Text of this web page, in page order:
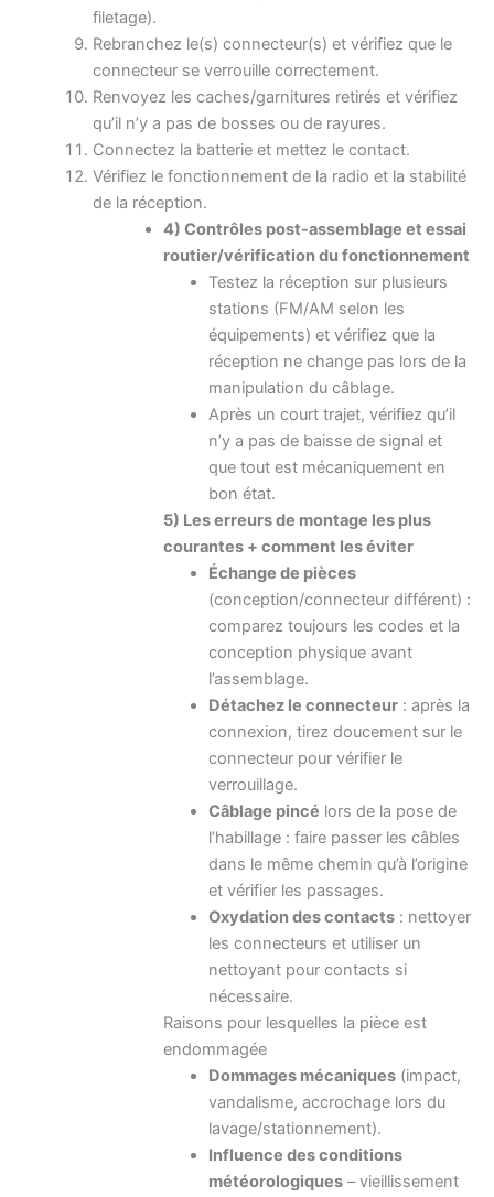
filetage).
Rebranchez le(s) connecteur(s) et vérifiez que le
connecteur se verrouille correctement.
Renvoyez les caches/garnitures retirés et vérifiez
qu’il n’y a pas de bosses ou de rayures.
Connectez la batterie et mettez le contact.
Vérifiez le fonctionnement de la radio et la stabilité
de la réception.
4) Contrôles post-assemblage et essai
routier/vérification du fonctionnement
Testez la réception sur plusieurs
stations (FM/AM selon les
équipements) et vérifiez que la
réception ne change pas lors de la
manipulation du câblage.
Après un court trajet, vérifiez qu’il
n’y a pas de baisse de signal et
que tout est mécaniquement en
bon état.
5) Les erreurs de montage les plus
courantes + comment les éviter
Échange de pièces
(conception/connecteur différent) :
comparez toujours les codes et la
conception physique avant
l’assemblage.
Détachez le connecteur : après la
connexion, tirez doucement sur le
connecteur pour vérifier le
verrouillage.
Câblage pincé lors de la pose de
l’habillage : faire passer les câbles
dans le même chemin qu’à l’origine
et vérifier les passages.
Oxydation des contacts : nettoyer
les connecteurs et utiliser un
nettoyant pour contacts si
nécessaire.
Raisons pour lesquelles la pièce est
endommagée
Dommages mécaniques (impact,
vandalisme, accrochage lors du
lavage/stationnement).
Influence des conditions
météorologiques – vieillissement